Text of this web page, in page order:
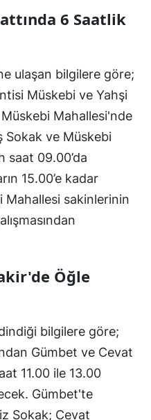
6 Saatlik
ulaşan bilgilere göre;
Müskebi ve Yahşi
Mahallesi'nde
Sokak ve Müskebi
saat 09.00’da
15.00’e kadar
Mahallesi sakinlerinin
Öğle
bilgilere göre;
Gümbet ve Cevat
11.00 ile 13.00
Gümbet'te
Sokak; Cevat